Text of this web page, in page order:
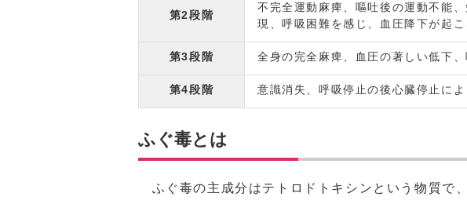
第2段階
不完全運動麻痺、嘔吐後の運動不能
現、呼吸困難を感じ、血圧降下が起こ
第3段階 全身の完全麻痺、血圧の著しい低下、
第4段階 意識消失、呼吸停止の後心臓停止によ
ふぐ毒とは
ふぐ毒の主成分はテトロドトキシンという物質で